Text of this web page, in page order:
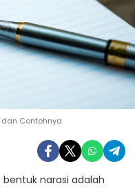
Contohnya
narasi adalah